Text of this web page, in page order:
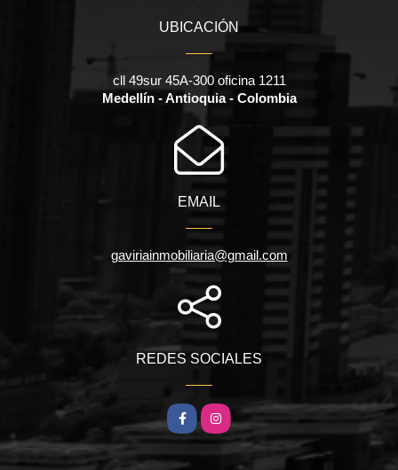
UBICACIÓN
cll 49sur 45A-300 oficina 1211
Medellín - Antioquia - Colombia
EMAIL
gaviriainmobiliaria@gmail.com
REDES SOCIALES
FacebookInstagram